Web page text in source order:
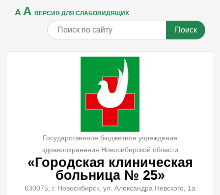
A A ВЕРСИЯ ДЛЯ СЛАБОВИДЯЩИХ
Поиск
Государственное бюджетное учреждение
здравоохранения Новосибирской области
«Городская клиническая
больница № 25»
630075, г. Новосибирск, ул. Александра Невского, 1а